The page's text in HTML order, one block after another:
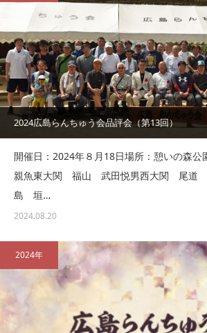
2024広島らんちゅう会品評会（第13回）
開催日：2024年８月18日場所：憩いの森公
親魚東大関 福山 武田悦男西大関 尾道
島 垣…
2024.08.20
2024年